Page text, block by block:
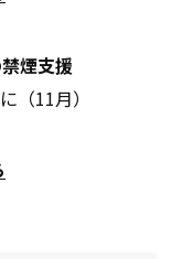
煙支援
（11月）